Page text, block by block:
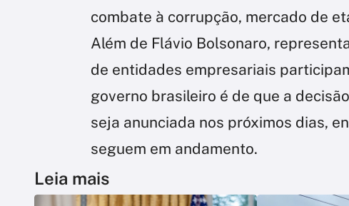
combate à corrupção, mercado de
Além de Flávio Bolsonaro,
de entidades empresariais
governo brasileiro é de que a
seja anunciada nos próximos dias,
seguem em andamento.
Leia mais